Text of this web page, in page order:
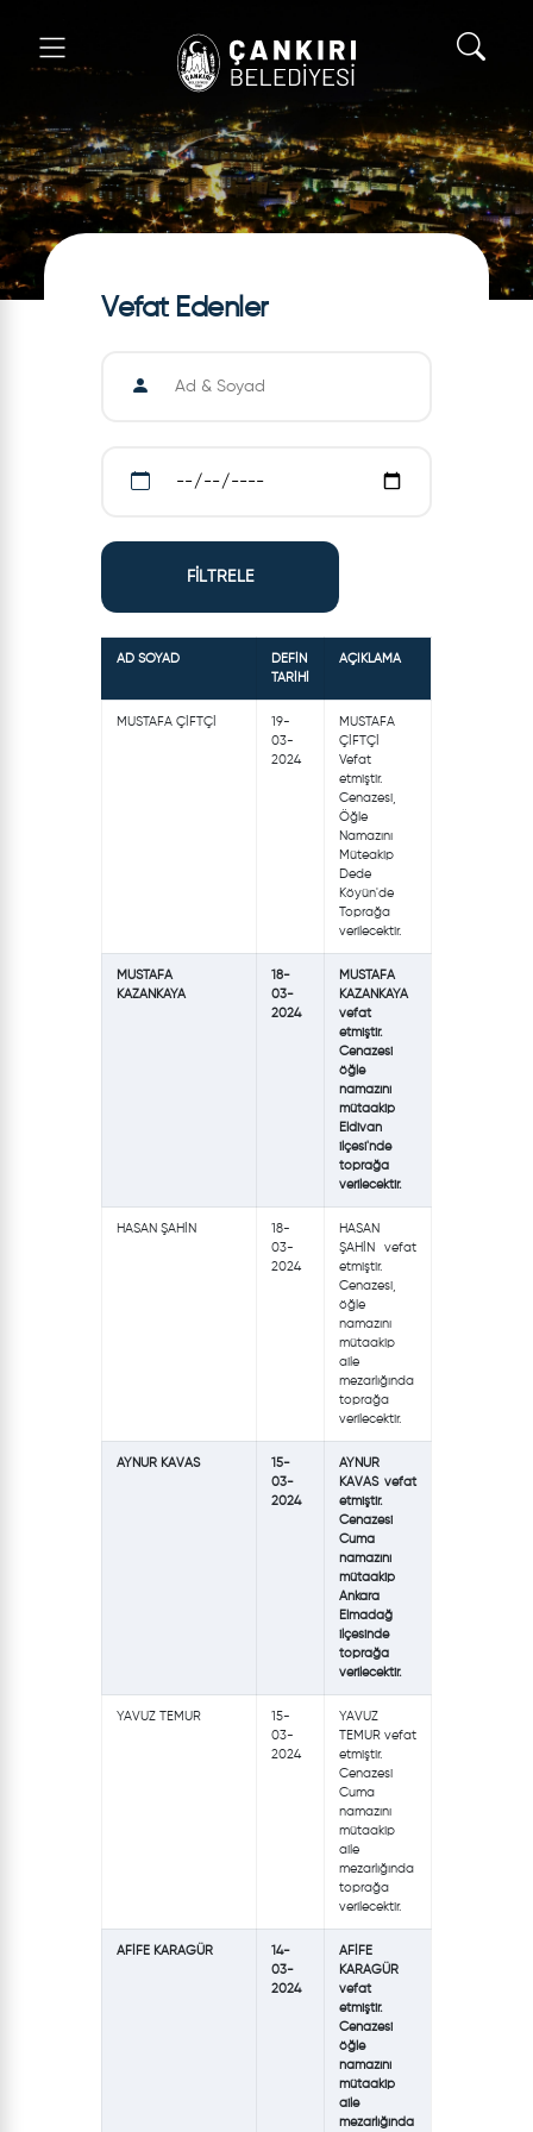
Vefat Edenler
FİLTRELE
AD SOYAD
DEFİN
TARİHİ
AÇIKLAMA
MUSTAFA ÇİFTÇİ
19-
03-
2024
MUSTAFA
ÇİFTÇİ
Vefat
etmiştir.
Cenazesi,
Öğle
Namazını
Müteakip
Dede
Köyün'de
Toprağa
verilecektir.
MUSTAFA
KAZANKAYA
18-
03-
2024
MUSTAFA
KAZANKAYA
vefat
etmiştir.
Cenazesi
öğle
namazını
mütaakip
Eldivan
ilçesi'nde
toprağa
verilecektir.
HASAN ŞAHİN
18-
03-
2024
HASAN
ŞAHİN vefat
etmiştir.
Cenazesi,
öğle
namazını
mütaakip
aile
mezarlığında
toprağa
verilecektir.
AYNUR KAVAS
15-
03-
2024
AYNUR
KAVAS vefat
etmiştir.
Cenazesi
Cuma
namazını
mütaakip
Ankara
Elmadağ
ilçesinde
toprağa
verilecektir.
YAVUZ TEMUR
15-
03-
2024
YAVUZ
TEMUR vefat
etmiştir.
Cenazesi
Cuma
namazını
mütaakip
aile
mezarlığında
toprağa
verilecektir.
AFİFE KARAGÜR
14-
03-
2024
AFİFE
KARAGÜR
vefat
etmiştir.
Cenazesi
öğle
namazını
mütaakip
aile
mezarlığında